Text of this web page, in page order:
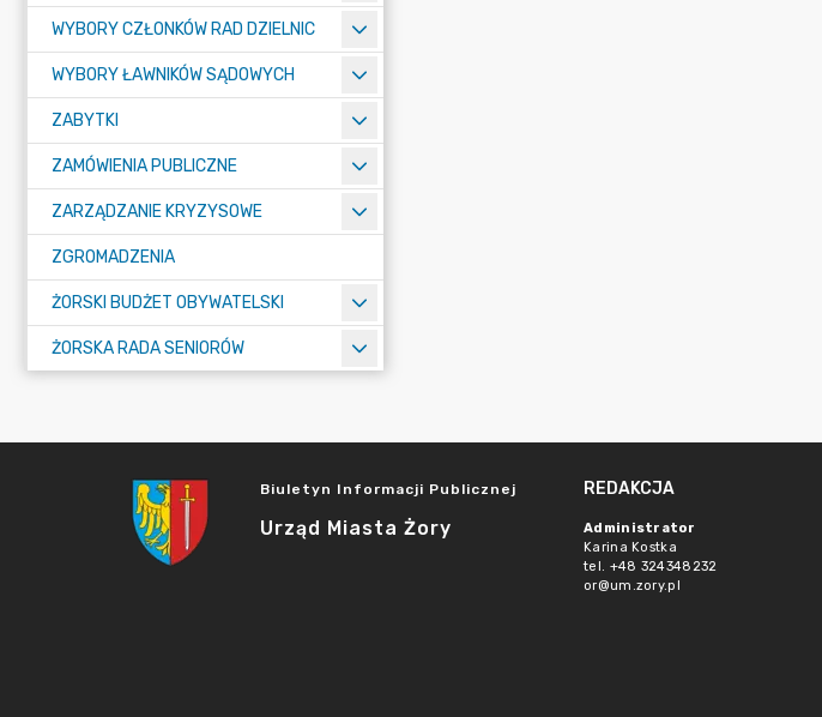
WYBORY CZŁONKÓW RAD DZIELNIC
WYBORY ŁAWNIKÓW SĄDOWYCH
ZABYTKI
ZAMÓWIENIA PUBLICZNE
ZARZĄDZANIE KRYZYSOWE
ZGROMADZENIA
ŻORSKI BUDŻET OBYWATELSKI
ŻORSKA RADA SENIORÓW
Biuletyn Informacji Publicznej
Urząd Miasta Żory
REDAKCJA
Administrator
Karina Kostka
tel. +48 324348232
or@um.zory.pl